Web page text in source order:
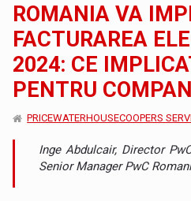
ROMANIA VA
FACTURAREA
2024: CE
PENTRU
PRICEWATERHOUSECOOPERS
Inge Abdulcair, Director
Senior Manager PwC